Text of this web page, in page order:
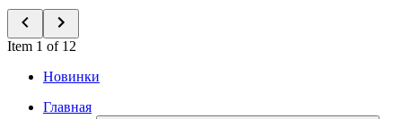
Item 1 of 12
Новинки
Главная